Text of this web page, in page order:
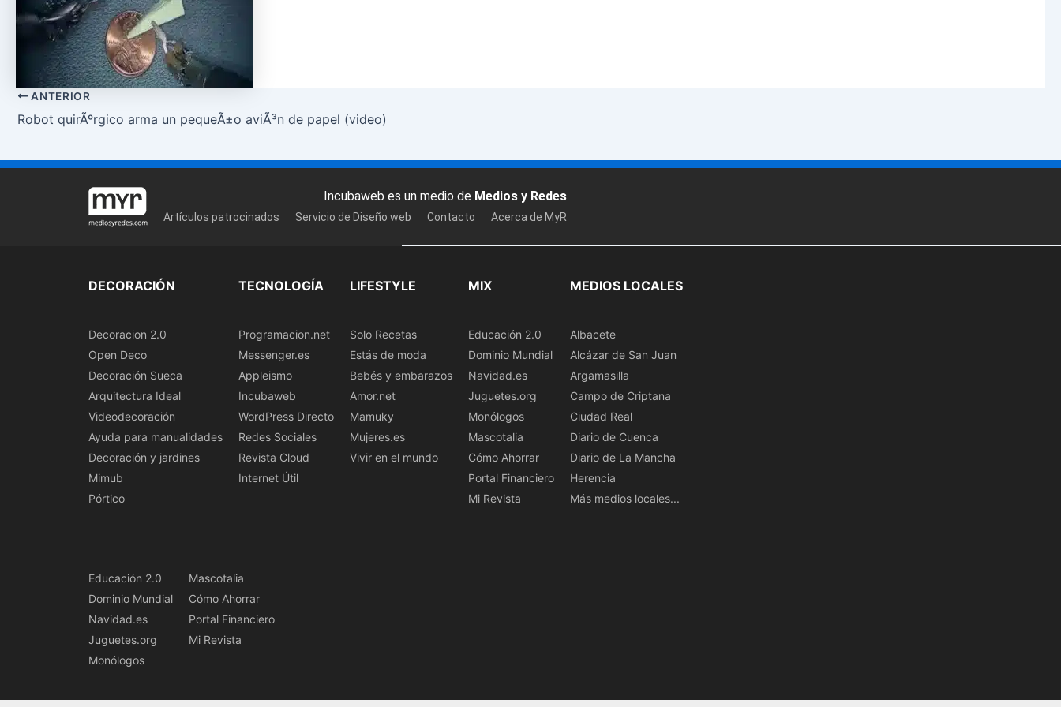
ANTERIOR
Robot quirÃºrgico arma un pequeÃ±o aviÃ³n de papel (video)
Incubaweb es un medio de Medios y Redes
Artículos patrocinados Servicio de Diseño web Contacto Acerca de MyR
DECORACIÓN
Decoracion 2.0
Open Deco
Decoración Sueca
Arquitectura Ideal
Videodecoración
Ayuda para manualidades
Decoración y jardines
Mimub
Pórtico
TECNOLOGÍA
Programacion.net
Messenger.es
Appleismo
Incubaweb
WordPress Directo
Redes Sociales
Revista Cloud
Internet Útil
LIFESTYLE
Solo Recetas
Estás de moda
Bebés y embarazos
Amor.net
Mamuky
Mujeres.es
Vivir en el mundo
MIX
Educación 2.0
Dominio Mundial
Navidad.es
Juguetes.org
Monólogos
Mascotalia
Cómo Ahorrar
Portal Financiero
Mi Revista
MEDIOS LOCALES
Albacete
Alcázar de San Juan
Argamasilla
Campo de Criptana
Ciudad Real
Diario de Cuenca
Diario de La Mancha
Herencia
Más medios locales...
Educación 2.0
Dominio Mundial
Navidad.es
Juguetes.org
Monólogos
Mascotalia
Cómo Ahorrar
Portal Financiero
Mi Revista